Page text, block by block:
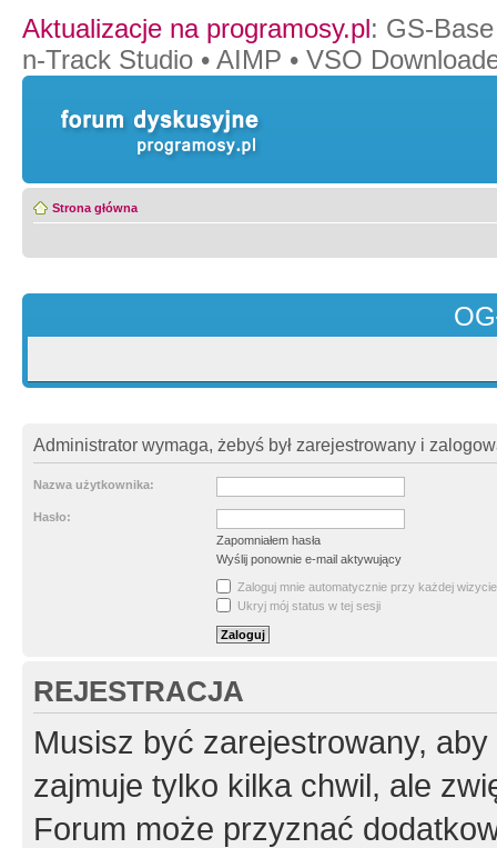
Aktualizacje na programosy.pl: GS-Base
n-Track Studio • AIMP • VSO
Strona główna
Administrator wymaga, żebyś był zarejestrowany i
Nazwa użytkownika:
Hasło:
Zapomniałem hasła
Wyślij ponownie e-mail aktywujący
Zaloguj mnie automatycznie przy każdej wizycie
Ukryj mój status w tej sesji
REJESTRACJA
Musisz być zarejestrowany,
zajmuje tylko kilka chwil, ale
Forum może przyznać